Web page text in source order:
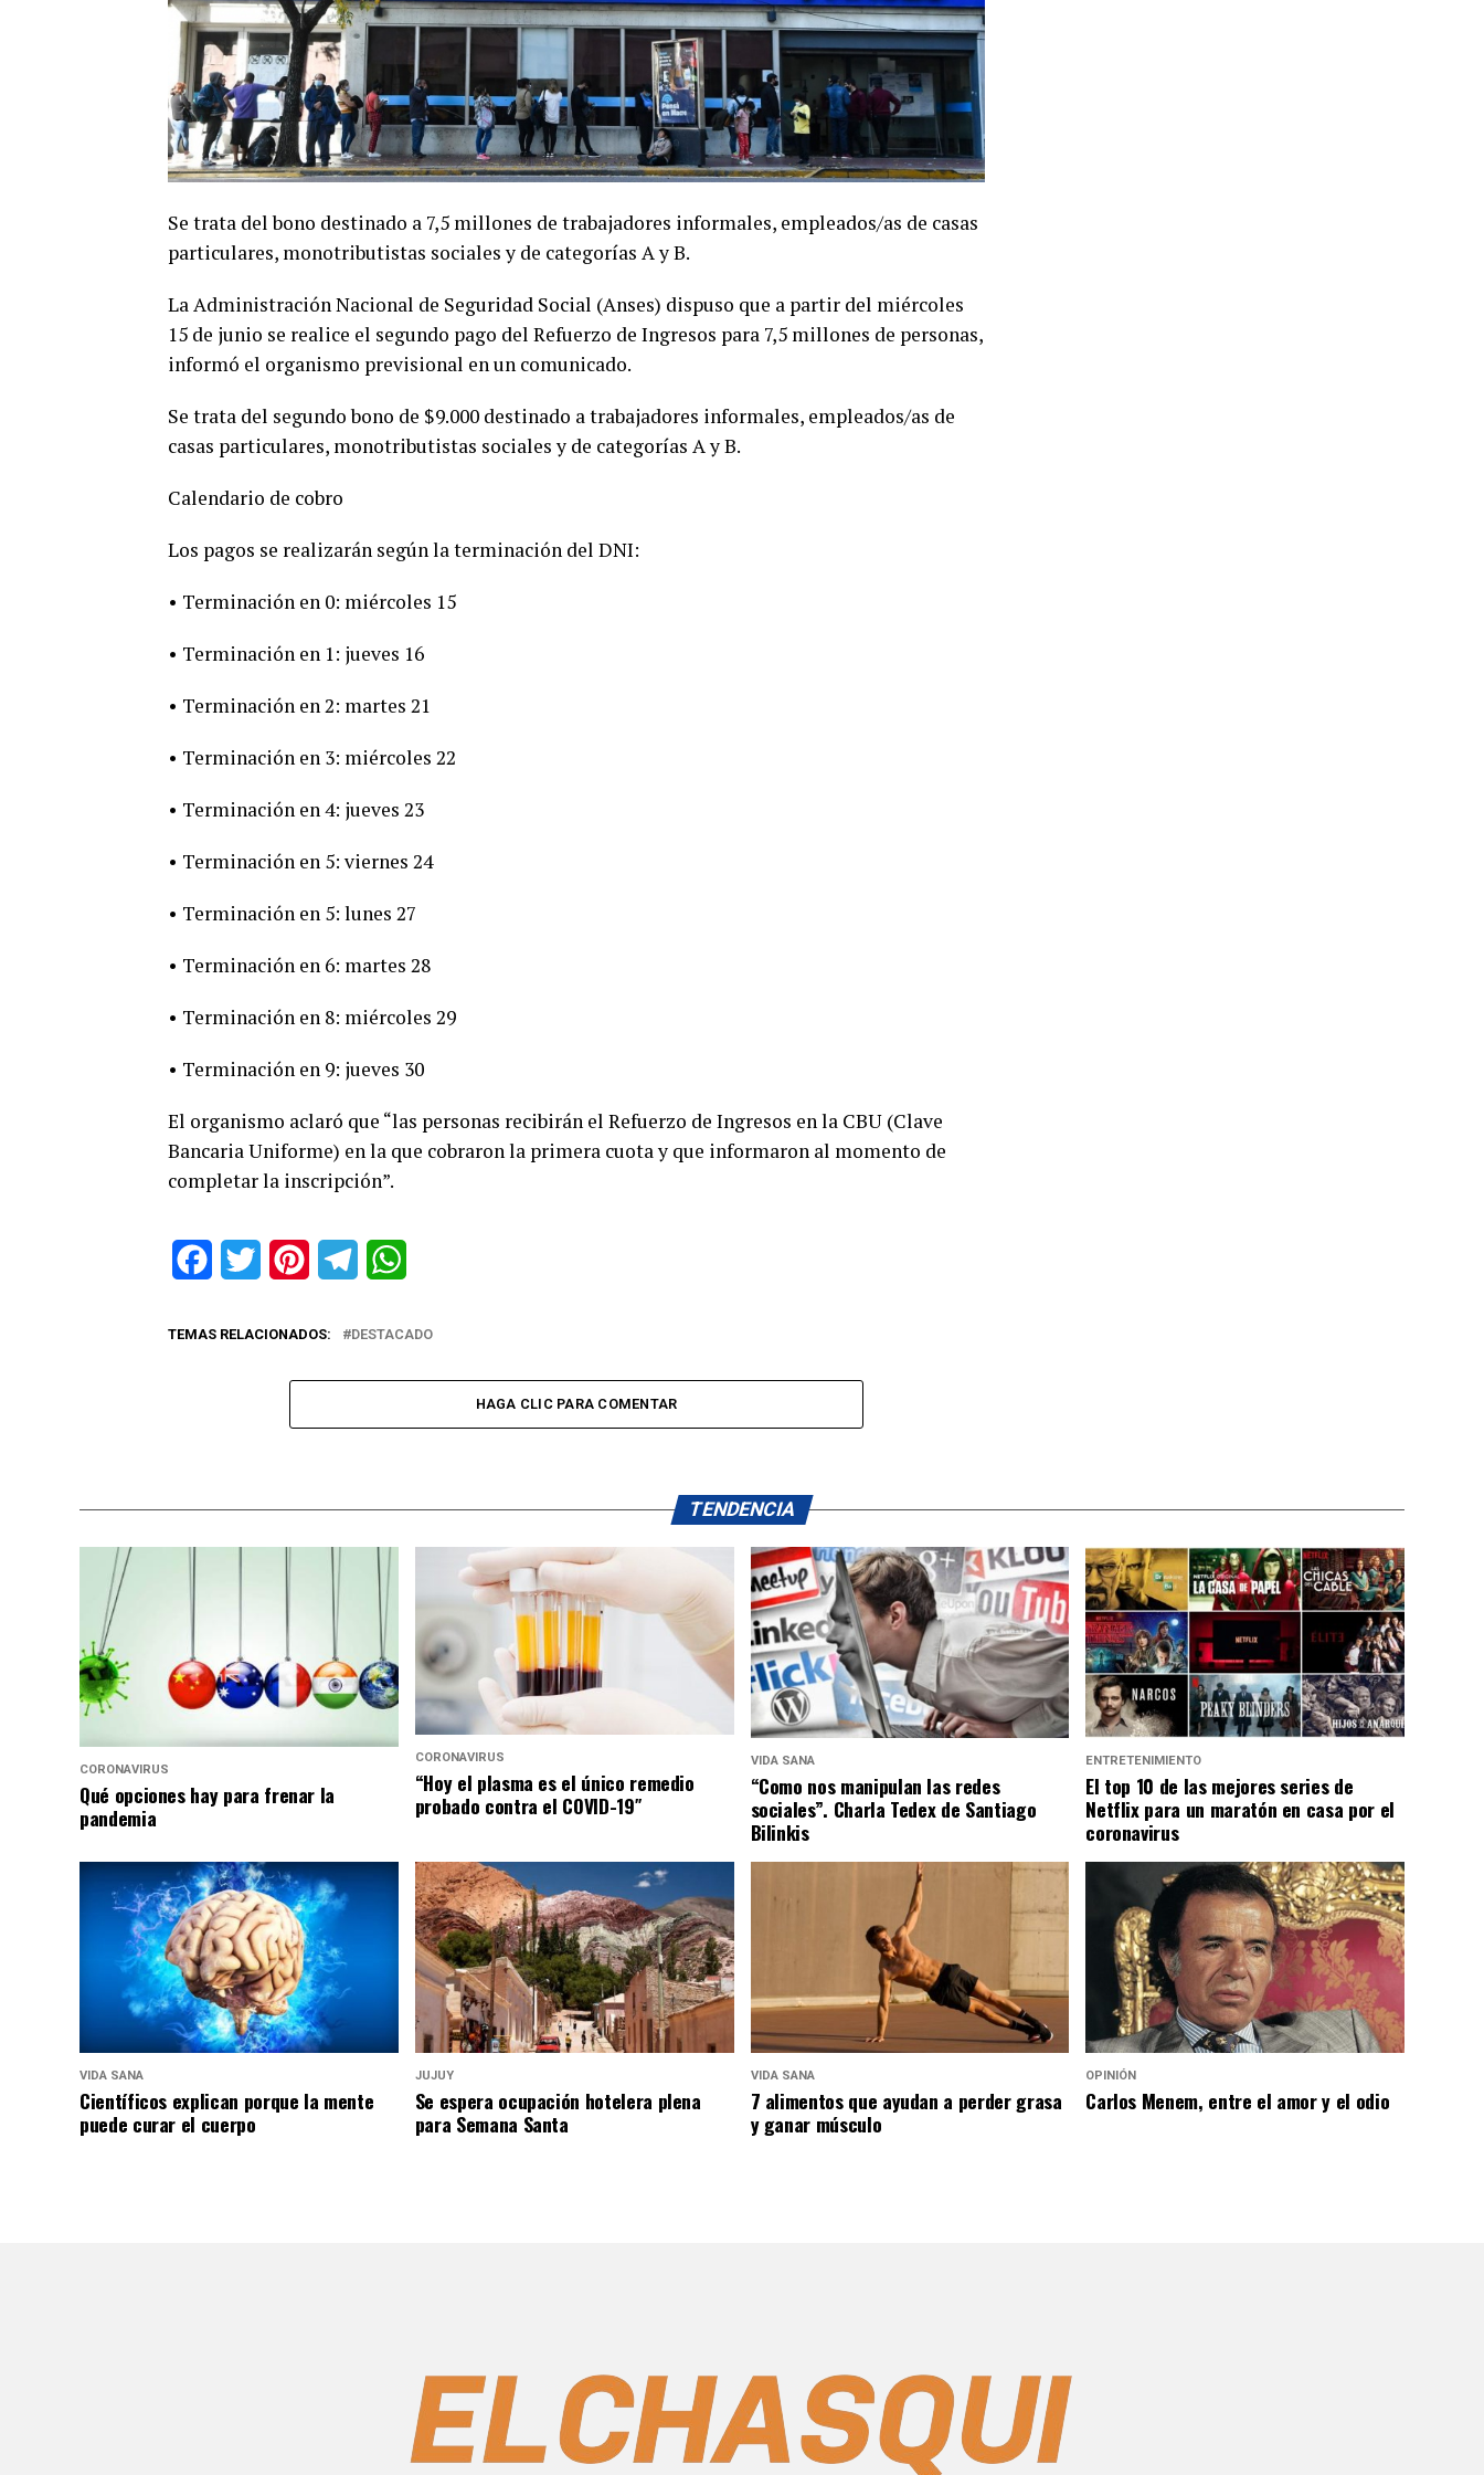
Se trata del bono destinado a 7,5 millones de trabajadores informales, empleados/as de casas
particulares, monotributistas sociales y de categorías A y B.
La Administración Nacional de Seguridad Social (Anses) dispuso que a partir del miércoles
15 de junio se realice el segundo pago del Refuerzo de Ingresos para 7,5 millones de personas,
informó el organismo previsional en un comunicado.
Se trata del segundo bono de $9.000 destinado a trabajadores informales, empleados/as de
casas particulares, monotributistas sociales y de categorías A y B.
Calendario de cobro
Los pagos se realizarán según la terminación del DNI:
• Terminación en 0: miércoles 15
• Terminación en 1: jueves 16
• Terminación en 2: martes 21
• Terminación en 3: miércoles 22
• Terminación en 4: jueves 23
• Terminación en 5: viernes 24
• Terminación en 5: lunes 27
• Terminación en 6: martes 28
• Terminación en 8: miércoles 29
• Terminación en 9: jueves 30
El organismo aclaró que “las personas recibirán el Refuerzo de Ingresos en la CBU (Clave
Bancaria Uniforme) en la que cobraron la primera cuota y que informaron al momento de
completar la inscripción”.
FacebookTwitter PinterestTelegram
TEMAS RELACIONADOS: DESTACADO
HAGA CLIC PARA COMENTAR
TENDENCIA
CORONAVIRUS
Qué opciones hay para frenar la
pandemia
CORONAVIRUS
“Hoy el plasma es el único remedio
probado contra el COVID-19″
VIDA SANA
“Como nos manipulan las redes
sociales”. Charla Tedex de Santiago
Bilinkis
ENTRETENIMIENTO
El top 10 de las mejores series de
Netflix para un maratón en casa por el
coronavirus
VIDA SANA
Científicos explican porque la mente
puede curar el cuerpo
JUJUY
Se espera ocupación hotelera plena
para Semana Santa
VIDA SANA
7 alimentos que ayudan a perder grasa
y ganar músculo
OPINIÓN
Carlos Menem, entre el amor y el odio